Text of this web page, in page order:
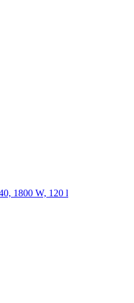
1800 W, 120 l